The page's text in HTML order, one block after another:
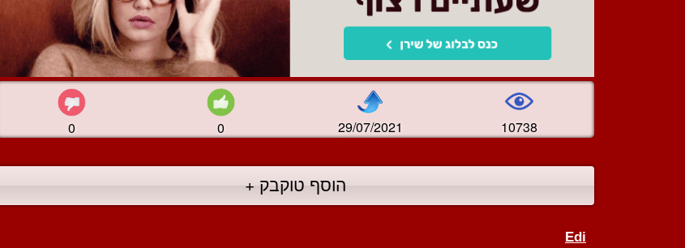
0 0 29/07/2021 10738
הוסף טוקבק +
Edi